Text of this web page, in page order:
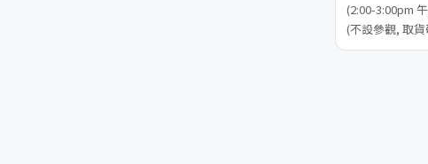
(2:00-3:00pm
(不設參觀, 取